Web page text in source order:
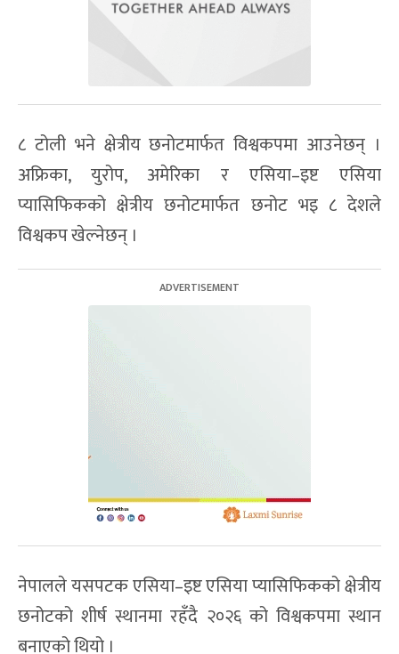
८ टोली भने क्षेत्रीय छनोटमार्फत विश्वकपमा आउनेछन् ।
अफ्रिका, युरोप, अमेरिका र एसिया–इष्ट एसिया
प्यासिफिकको क्षेत्रीय छनोटमार्फत छनोट भइ ८ देशले
विश्वकप खेल्नेछन् ।
नेपालले यसपटक एसिया–इष्ट एसिया प्यासिफिकको क्षेत्रीय
छनोटको शीर्ष स्थानमा रहँदै २०२६ को विश्वकपमा स्थान
बनाएको थियो ।